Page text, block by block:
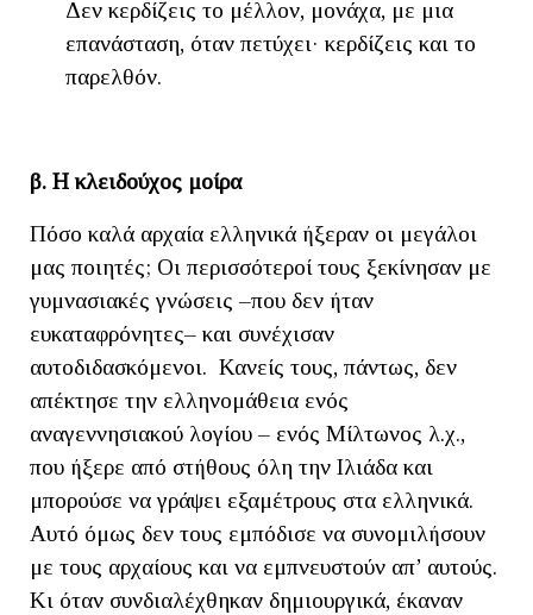
Δεν κερδίζεις το μέλλον, μονάχα, με μια
επανάσταση, όταν πετύχει· κερδίζεις και το
παρελθόν.
β. Η κλειδούχος μοίρα
Πόσο καλά αρχαία ελληνικά ήξεραν οι μεγάλοι
μας ποιητές; Οι περισσότεροί τους ξεκίνησαν με
γυμνασιακές γνώσεις –που δεν ήταν
ευκαταφρόνητες– και συνέχισαν
αυτοδιδασκόμενοι. Κανείς τους, πάντως, δεν
απέκτησε την ελληνομάθεια ενός
αναγεννησιακού λογίου – ενός Μίλτωνος λ.χ.,
που ήξερε από στήθους όλη την Ιλιάδα και
μπορούσε να γράψει εξαμέτρους στα ελληνικά.
Αυτό όμως δεν τους εμπόδισε να συνομιλήσουν
με τους αρχαίους και να εμπνευστούν απ’ αυτούς.
Κι όταν συνδιαλέχθηκαν δημιουργικά, έκαναν